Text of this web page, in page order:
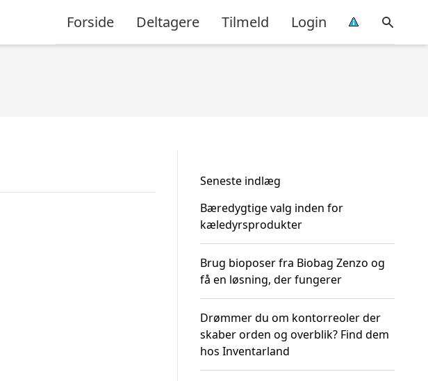
Forside Deltagere Tilmeld Login
Seneste indlæg
Bæredygtige valg inden for
kæledyrsprodukter
Brug bioposer fra Biobag Zenzo og
få en løsning, der fungerer
Drømmer du om kontorreoler der
skaber orden og overblik? Find dem
hos Inventarland